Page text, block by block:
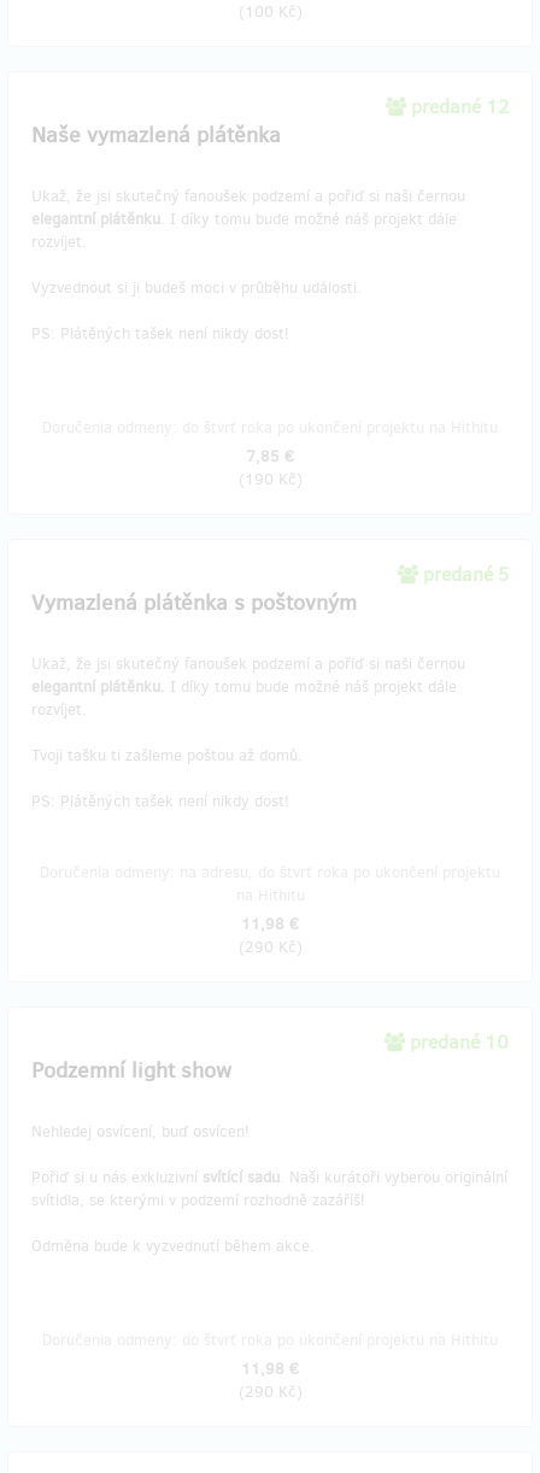
(100 Kč)
predané 12
Naše vymazlená plátěnka
Ukaž, že jsi skutečný fanoušek podzemí a pořiď si naši černou
elegantní plátěnku. I díky tomu bude možné náš projekt dále
rozvíjet.
Vyzvednout si ji budeš moci v průběhu události.
PS: Plátěných tašek není nikdy dost!
7,85 €
(190 Kč)
predané 5
Vymazlená plátěnka s poštovným
Ukaž, že jsi skutečný fanoušek podzemí a pořiď si naši černou
elegantní plátěnku. I díky tomu bude možné náš projekt dále
rozvíjet.
Tvoji tašku ti zašleme poštou až domů.
PS: Plátěných tašek není nikdy dost!
11,98 €
(290 Kč)
predané 10
Podzemní light show
Nehledej osvícení, buď osvícen!
Pořiď si u nás exkluzivní svítící sadu. Naši kurátoři vyberou originální
svítidla, se kterými v podzemí rozhodně zazáříš!
Odměna bude k vyzvednutí během akce.
11,98 €
(290 Kč)